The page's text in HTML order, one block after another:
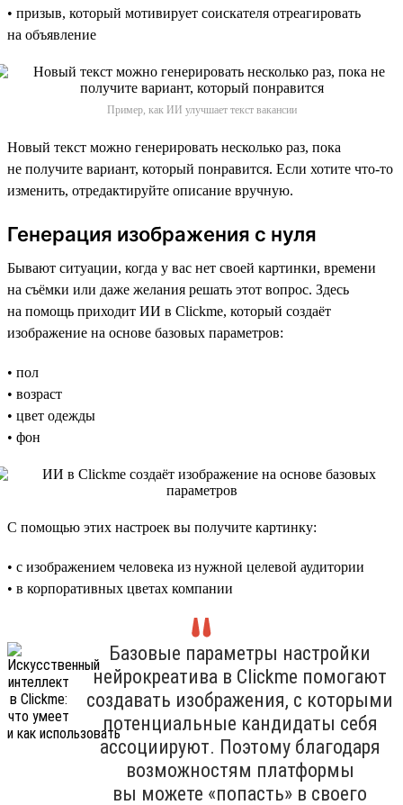
• призыв, который мотивирует соискателя отреагировать
на объявление
Пример, как ИИ улучшает текст вакансии
Новый текст можно генерировать несколько раз, пока
не получите вариант, который понравится. Если хотите что-то
изменить, отредактируйте описание вручную.
Генерация изображения с нуля
Бывают ситуации, когда у вас нет своей картинки, времени
на съёмки или даже желания решать этот вопрос. Здесь
на помощь приходит ИИ в Clickme, который создаёт
изображение на основе базовых параметров:
• пол
• возраст
• цвет одежды
• фон
С помощью этих настроек вы получите картинку:
• с изображением человека из нужной целевой аудитории
• в корпоративных цветах компании
Базовые параметры настройки
нейрокреатива в Clickme помогают
создавать изображения, с которыми
потенциальные кандидаты себя
ассоциируют. Поэтому благодаря
возможностям платформы
вы можете «попасть» в своего